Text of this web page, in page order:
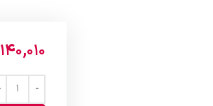
140,010